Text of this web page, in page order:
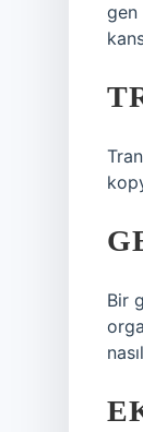
gen
Bir